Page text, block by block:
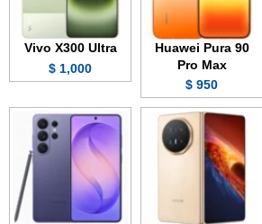
Huawei Pura 90
Pro Max
950 $
Vivo X300 Ultra
1,000 $